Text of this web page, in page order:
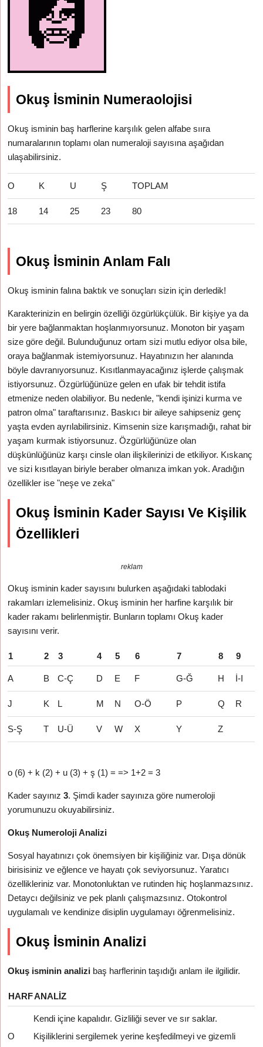
Okuş İsminin Numeraolojisi
Okuş isminin baş harflerine karşılık gelen alfabe sııra
numaralarının toplamı olan numeraloji sayısına aşağıdan
ulaşabilirsiniz.
O K U Ş TOPLAM
18 14 25 23 80
Okuş İsminin Anlam Falı
Okuş isminin falına baktık ve sonuçları sizin için derledik!
Karakterinizin en belirgin özelliği özgürlükçülük. Bir kişiye ya da
bir yere bağlanmaktan hoşlanmıyorsunuz. Monoton bir yaşam
size göre değil. Bulunduğunuz ortam sizi mutlu ediyor olsa bile,
oraya bağlanmak istemiyorsunuz. Hayatınızın her alanında
böyle davranıyorsunuz. Kısıtlanmayacağınız işlerde çalışmak
istiyorsunuz. Özgürlüğünüze gelen en ufak bir tehdit istifa
etmenize neden olabiliyor. Bu nedenle, "kendi işinizi kurma ve
patron olma" taraftarısınız. Baskıcı bir aileye sahipseniz genç
yaşta evden ayrılabilirsiniz. Kimsenin size karışmadığı, rahat bir
yaşam kurmak istiyorsunuz. Özgürlüğünüze olan
düşkünlüğünüz karşı cinsle olan ilişkilerinizi de etkiliyor. Kıskanç
ve sizi kısıtlayan biriyle beraber olmanıza imkan yok. Aradığın
özellikler ise "neşe ve zeka"
Okuş İsminin Kader Sayısı Ve Kişilik
Özellikleri
reklam
Okuş isminin kader sayısını bulurken aşağıdaki tablodaki
rakamları izlemelisiniz. Okuş isminin her harfine karşılık bir
kader rakamı belirlenmiştir. Bunların toplamı Okuş kader
sayısını verir.
1 2 3 4 5 6 7 8 9
A B C-Ç D E F G-Ğ H İ-I
J K L M N O-Ö P Q R
S-Ş T U-Ü V W X Y Z
o (6) + k (2) + u (3) + ş (1) = => 1+2 = 3
Kader sayınız3. Şimdi kader sayınıza göre numeroloji
yorumunuzu okuyabilirsiniz.
Okuş Numeroloji Analizi
Sosyal hayatınızı çok önemsiyen bir kişiliğiniz var. Dışa dönük
birisisiniz ve eğlence ve hayatı çok seviyorsunuz. Yaratıcı
özellikleriniz var. Monotonluktan ve rutinden hiç hoşlanmazsınız.
Detaycı değilsiniz ve pek planlı çalışmazsınız. Otokontrol
uygulamalı ve kendinize disiplin uygulamayı öğrenmelisiniz.
Okuş İsminin Analizi
Okuş isminin analizi baş harflerinin taşıdığı anlam ile ilgilidir.
HARFANALIZ
O
Kendi içine kapalıdır. Gizliliği sever ve sır saklar.
Kişiliklerini sergilemek yerine keşfedilmeyi ve gizemli